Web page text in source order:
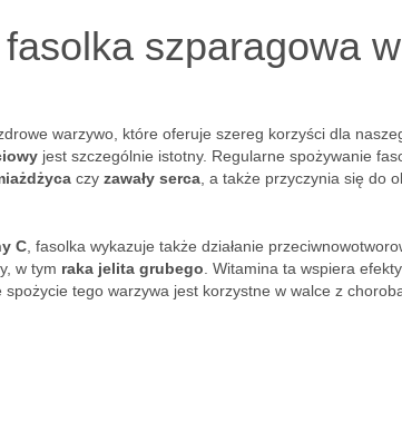
szparagowa
warzywo, które oferuje szereg korzyści dla
jest szczególnie istotny. Regularne spożywanie
czy zawały serca , a także przyczynia się do
C , fasolka wykazuje także działanie
w tym raka jelita grubego . Witamina ta wspiera
spożycie tego warzywa jest korzystne w walce z